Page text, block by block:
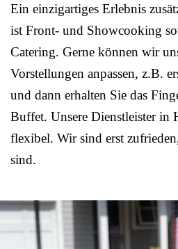
Ein einzigartiges Erlebnis
ist Front- und Showcooking
Catering. Gerne können wir
Vorstellungen anpassen, z.B.
und dann erhalten Sie das
Buffet. Unsere Dienstleister in
flexibel. Wir sind erst
sind.